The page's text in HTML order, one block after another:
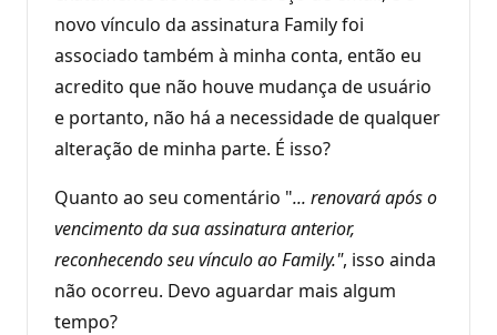
novo vínculo da assinatura Family foi
associado também à minha conta, então eu
acredito que não houve mudança de usuário
e portanto, não há a necessidade de qualquer
alteração de minha parte. É isso?
Quanto ao seu comentário "... renovará após o
vencimento da sua assinatura anterior,
reconhecendo seu vínculo ao Family.", isso ainda
não ocorreu. Devo aguardar mais algum
tempo?